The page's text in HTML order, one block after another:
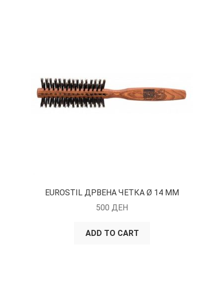
EUROSTIL ДРВЕНА ЧЕТКА Ø 14 ММ
500 ДЕН
ADD TO CART